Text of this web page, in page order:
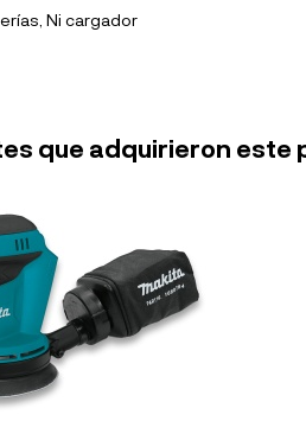
Ni cargador
que adquirieron